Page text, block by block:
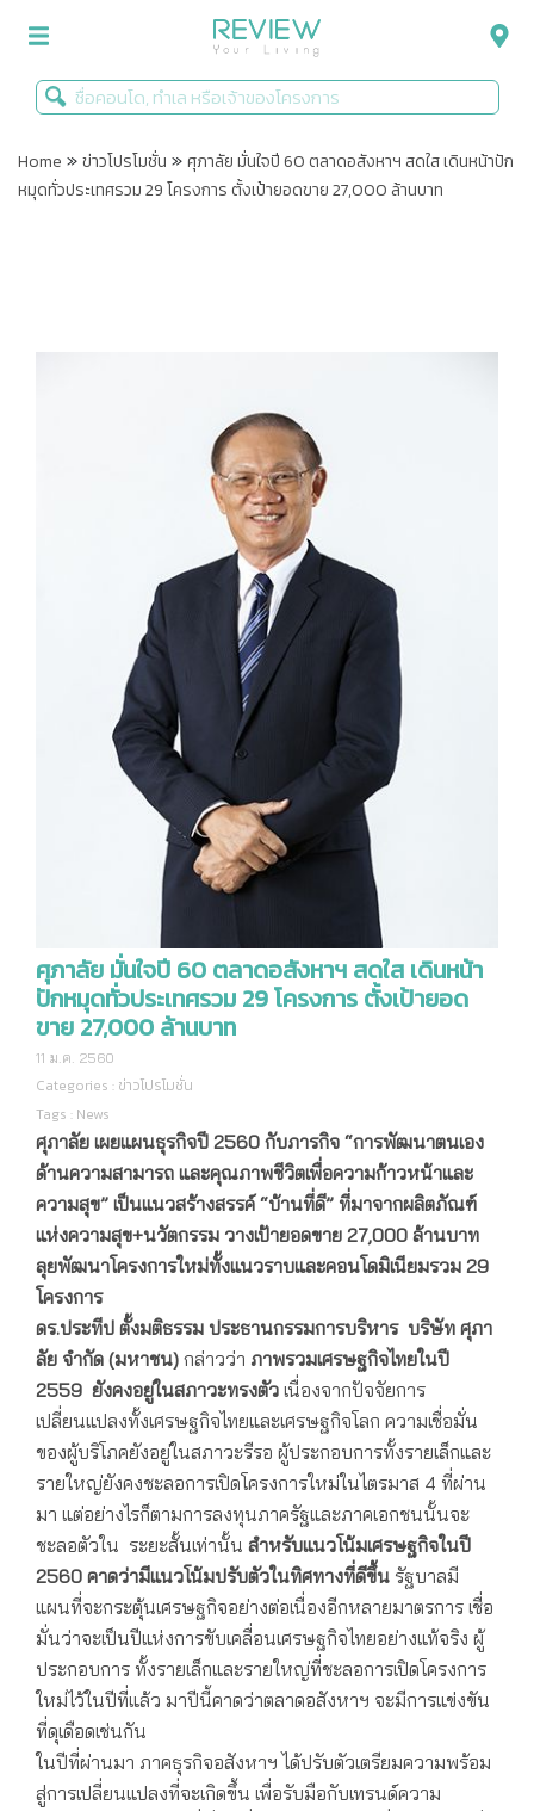
รีวิวคอนโด
Home »ข่าวโปรโมชั่น »ศุภาลัย มั่นใจปี 60 ตลาดอสังหาฯ สดใส เดินหน้าปัก
หมุดทั่วประเทศรวม 29 โครงการ ตั้งเป้ายอดขาย 27,000 ล้านบาท
ศุภาลัย มั่นใจปี 60 ตลาดอสังหาฯ สดใส เดินหน้า
ปักหมุดทั่วประเทศรวม 29 โครงการ ตั้งเป้ายอด
ขาย 27,000 ล้านบาท
11 ม.ค. 2560
Categories : ข่าวโปรโมชั่น
Tags : News
ศุภาลัย เผยแผนธุรกิจปี 2560 กับภารกิจ “การพัฒนาตนเอง
ด้านความสามารถ และคุณภาพชีวิตเพื่อความก้าวหน้าและ
ความสุข” เป็นแนวสร้างสรรค์“บ้านที่ดี” ที่มาจากผลิตภัณฑ์
แห่งความสุข+นวัตกรรม วางเป้ายอดขาย 27,000 ล้านบาท
ลุยพัฒนาโครงการใหม่ทั้งแนวราบและคอนโดมิเนียมรวม 29
โครงการ
ดร.ประทีป ตั้งมติธรรม ประธานกรรมการบริหาร บริษัท ศุภา
ลัย จำกัด (มหาชน) กล่าวว่า ภาพรวมเศรษฐกิจไทยในปี
2559 ยังคงอยู่ในสภาวะทรงตัว เนื่องจากปัจจัยการ
เปลี่ยนแปลงทั้งเศรษฐกิจไทยและเศรษฐกิจโลก ความเชื่อมั่น
ของผู้บริโภคยังอยู่ในสภาวะรีรอ ผู้ประกอบการทั้งรายเล็กและ
รายใหญ่ยังคงชะลอการเปิดโครงการใหม่ในไตรมาส 4 ที่ผ่าน
มา แต่อย่างไรก็ตามการลงทุนภาครัฐและภาคเอกชนนั้นจะ
ชะลอตัวใน ระยะสั้นเท่านั้น สำหรับแนวโน้มเศรษฐกิจในปี
2560 คาดว่ามีแนวโน้มปรับตัวในทิศทางที่ดีขึ้น รัฐบาลมี
แผนที่จะกระตุ้นเศรษฐกิจอย่างต่อเนื่องอีกหลายมาตรการ เชื่อ
มั่นว่าจะเป็นปีแห่งการขับเคลื่อนเศรษฐกิจไทยอย่างแท้จริง ผู้
ประกอบการ ทั้งรายเล็กและรายใหญ่ที่ชะลอการเปิดโครงการ
ใหม่ไว้ในปีที่แล้ว มาปีนี้คาดว่าตลาดอสังหาฯ จะมีการแข่งขัน
ที่ดุเดือดเช่นกัน
ในปีที่ผ่านมา ภาคธุรกิจอสังหาฯ ได้ปรับตัวเตรียมความพร้อม
สู่การเปลี่ยนแปลงที่จะเกิดขึ้น เพื่อรับมือกับเทรนด์ความ